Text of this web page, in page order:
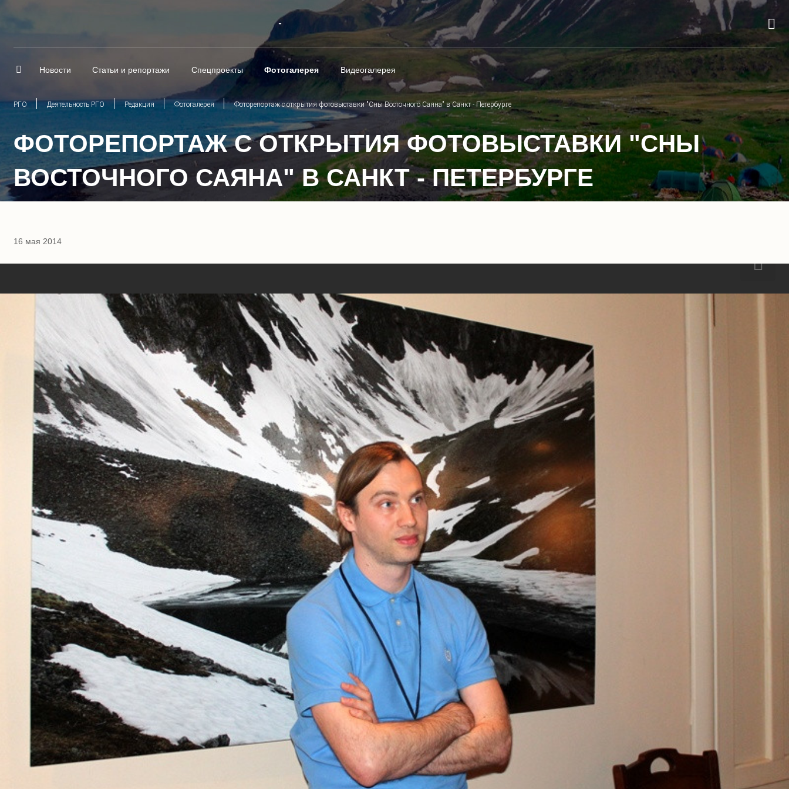
Новости Статьи и репортажи Спецпроекты Фотогалерея Видеогалерея
РГО Деятельность РГО Редакция Фотогалерея Фоторепортаж с открытия фотовыставки "Сны Восточного Саяна" в Санкт - Петербурге
ФОТОРЕПОРТАЖ С ОТКРЫТИЯ ФОТОВЫСТАВКИ "СНЫ
ВОСТОЧНОГО САЯНА" В САНКТ - ПЕТЕРБУРГЕ
16 мая 2014